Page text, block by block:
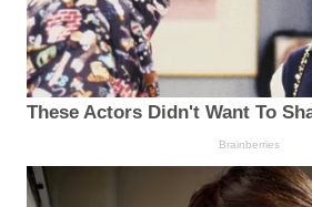
These Actors Didn't Want To
Brainberries